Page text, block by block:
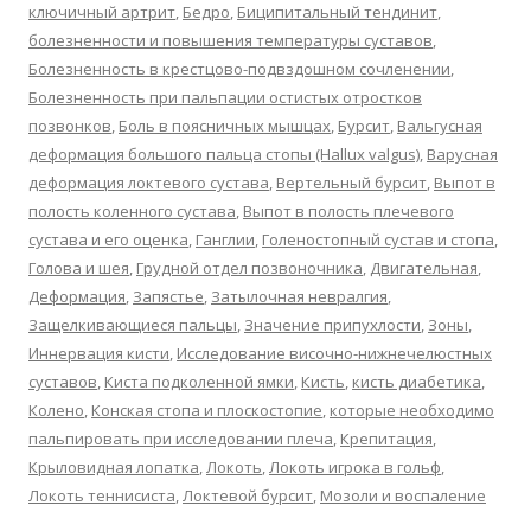
ключичный артрит, Бедро, Биципитальный тендинит,
болезненности и повышения температуры суставов,
Болезненность в крестцово-подвздошном сочленении,
Болезненность при пальпации остистых отростков
позвонков, Боль в поясничных мышцах, Бурсит, Вальгусная
деформация большого пальца стопы (Hallux valgus), Варусная
деформация локтевого сустава, Вертельный бурсит, Выпот в
полость коленного сустава, Выпот в полость плечевого
сустава и его оценка, Ганглии, Голеностопный сустав и стопа,
Голова и шея, Грудной отдел позвоночника, Двигательная,
Деформация, Запястье, Затылочная невралгия,
Защелкивающиеся пальцы, Значение припухлости, Зоны,
Иннервация кисти, Исследование височно-нижнечелюстных
суставов, Киста подколенной ямки, Кисть, кисть диабетика,
Колено, Конская стопа и плоскостопие, которые необходимо
пальпировать при исследовании плеча, Крепитация,
Крыловидная лопатка,Локоть,Локоть игрока в гольф,
Локоть теннисиста,Локтевой бурсит, Мозоли и воспаление